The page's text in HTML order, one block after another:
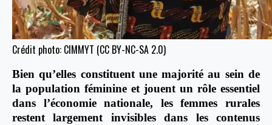
Crédit photo: CIMMYT (CC BY-NC-SA 2.0)
Bien qu’elles constituent une majorité au sein de
la population féminine et jouent un rôle essentiel
dans l’économie nationale, les femmes rurales
restent largement invisibles dans les contenus